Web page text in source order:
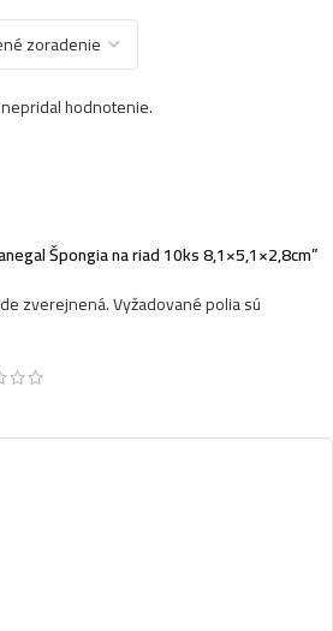
hodnotenie.
Špongia na riad 10ks 8,1×5,1×2,8cm”
zverejnená.Vyžadované polia sú